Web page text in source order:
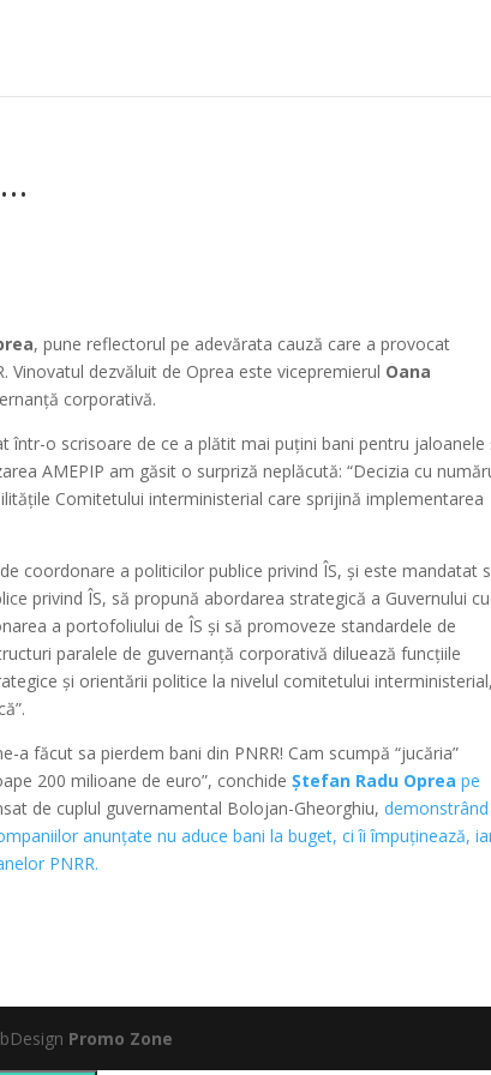
, pune reflectorul pe adevărata cauză care a provocat
Vinovatul dezvăluit de Oprea este vicepremierul Oana
corporativă.
într-o scrisoare de ce a plătit mai puțini bani pentru jaloanele
AMEPIP am găsit o surpriză neplăcută: “Decizia cu
Comitetului interministerial care sprijină implementarea
coordonare a politicilor publice privind ÎS, și este mandatat
privind ÎS, să propună abordarea strategică a Guvernului cu
a portofoliului de ÎS și să promoveze standardele de
paralele de guvernanță corporativă diluează funcțiile
și orientării politice la nivelul comitetului interministerial,
făcut sa pierdem bani din PNRR! Cam scumpă “jucăria”
200 milioane de euro”, conchide Ștefan Radu Oprea pe
de cuplul guvernamental Bolojan-Gheorghiu,demonstrând
anunțate nu aduce bani la buget, ci îi împuținează,
PNRR.
Promo Zone